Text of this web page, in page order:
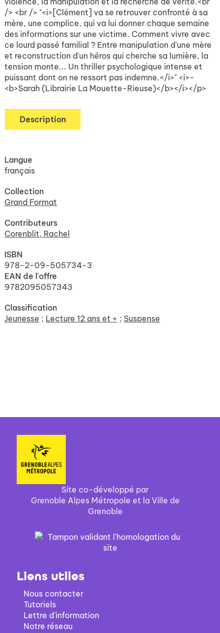
/> <br /> "<i>[Clément] va se retrouver confronté à sa
mère, une complice, qui va lui donner chaque semaine
des informations sur une victime. Comment vivre avec
ce lourd passé familial ? Entre manipulation d'une mère
et reconstruction d'un héros qui cherche sa lumière, la
tension monte... Un thriller psychologique intense et
puissant dont on ne ressort pas indemne.</i>" <i>-
<b>Sarah (Librairie La Mouette-Rieuse)</b></i></p>
Description
Langue
français
Collection
Grand Format
Contributeurs
Corenblit, Rachel
ISBN
978-2-09-505734-3
EAN de l'offre
9782095057343
Classification
Jeunesse ; Lecture 12 ans et + ; Suspense
Site co-développé par
Grenoble Alpes Métropole et la Ville de
Grenoble
Liens utiles
Nous contacter
Tutoriels
Lettre d'information
Notre réseau